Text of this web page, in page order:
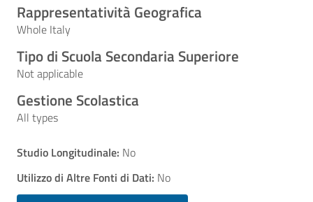
Rappresentatività Geografica
Whole Italy
Tipo di Scuola Secondaria Superiore
Not applicable
Gestione Scolastica
All types
Studio Longitudinale: No
Utilizzo di Altre Fonti di Dati: No